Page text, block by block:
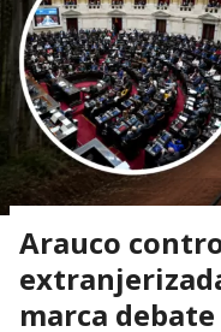
Arauco
marca